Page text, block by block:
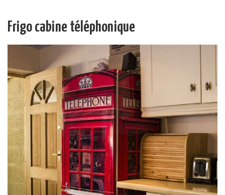
Frigo cabine téléphonique